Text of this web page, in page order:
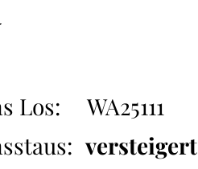
Los:
WA25111
versteigert